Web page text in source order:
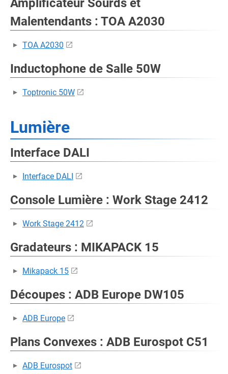
Amplificateur Sourds et
Malentendants : TOA A2030
TOA A2030
Inductophone de Salle 50W
Toptronic 50W
Lumière
Interface DALI
Interface DALI
Console Lumière : Work Stage 2412
Work Stage 2412
Gradateurs : MIKAPACK 15
Mikapack 15
Découpes : ADB Europe DW105
ADB Europe
Plans Convexes : ADB Eurospot C51
ADB Eurospot